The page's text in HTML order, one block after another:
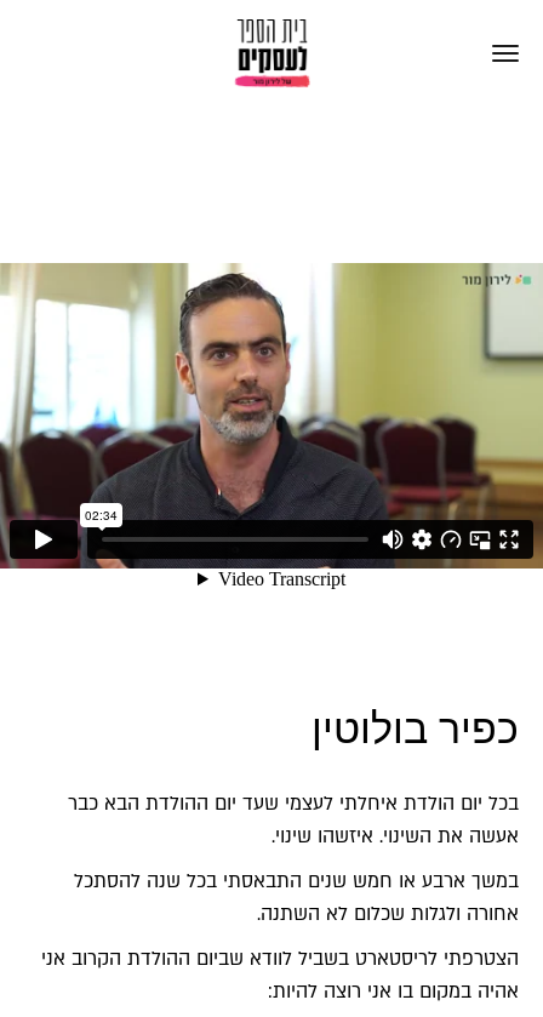
כפיר בולוטין
בכל יום הולדת איחלתי לעצמי שעד יום ההולדת הבא כבר
אעשה את השינוי. איזשהו שינוי.
במשך ארבע או חמש שנים התבאסתי בכל שנה להסתכל
אחורה ולגלות שכלום לא השתנה.
הצטרפתי לריסטארט בשביל לוודא שביום ההולדת הקרוב אני
אהיה במקום בו אני רוצה להיות: